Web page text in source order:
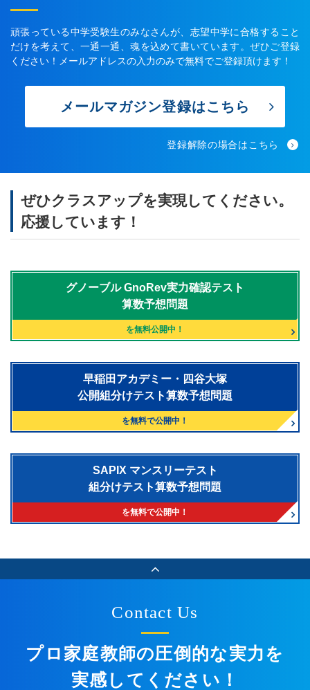
頑張っている中学受験生のみなさんが、志望中学に合格すること
だけを考えて、一通一通、魂を込めて書いています。ぜひご登録
ください！メールアドレスの入力のみで無料でご登録頂けます！
メールマガジン登録はこちら
登録解除の場合はこちら
ぜひクラスアップを実現してください。
応援しています！
グノーブルGnoRev実力確認テスト
算数予想問題
を無料公開中！
早稲田アカデミー・四谷大塚
公開組分けテスト算数予想問題
を無料で公開中！
SAPIX マンスリーテスト
組分けテスト算数予想問題
を無料で公開中！
Contact Us
プロ家庭教師の圧倒的な実力を
実感してください！